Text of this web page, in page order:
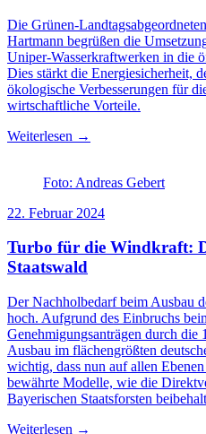
Die Grünen-
Hartmann begrüßen die
Uniper-Wasserkraftwerken in die
Dies stärkt die Energiesicherheit,
ökologische Verbesserungen für
wirtschaftliche Vorteile.
Weiterlesen →
Foto: Andreas Gebert
22. Februar 2024
Turbo für die Windkraft:
Staatswald
Der Nachholbedarf beim Ausbau
hoch. Aufgrund des Einbruchs
Genehmigungsanträgen durch
Ausbau im flächengrößten
wichtig, dass nun auf allen
bewährte Modelle, wie die
Bayerischen Staatsforsten
Weiterlesen →